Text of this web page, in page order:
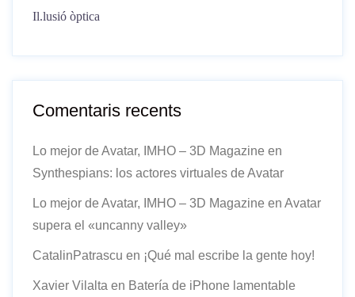
Il.lusió òptica
Comentaris recents
Lo mejor de Avatar, IMHO – 3D Magazine en
Synthespians: los actores virtuales de Avatar
Lo mejor de Avatar, IMHO – 3D Magazine en Avatar
supera el «uncanny valley»
CatalinPatrascu en ¡Qué mal escribe la gente hoy!
Xavier Vilalta en Batería de iPhone lamentable